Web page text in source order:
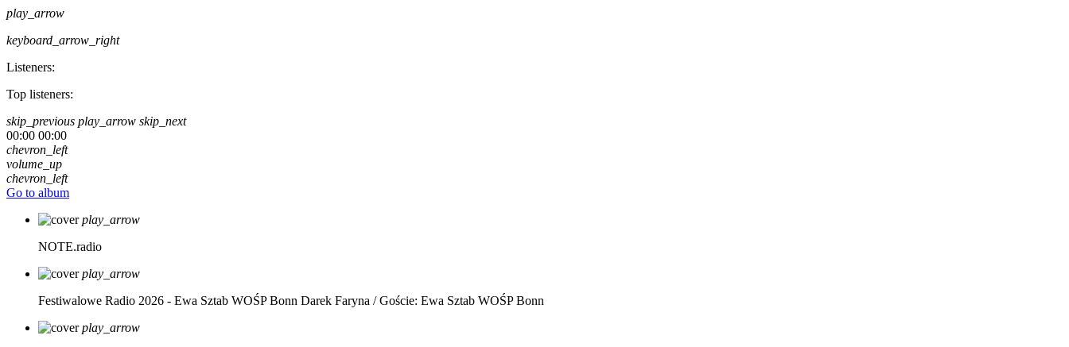
play_arrow
keyboard_arrow_right
Listeners:
Top listeners:
skip_previous play_arrow skip_next
00:00 00:00
chevron_left
volume_up
chevron_left
Go to album
play_arrow
NOTE.radio
play_arrow
Festiwalowe Radio 2026 - Ewa Sztab WOŚP Bonn Darek Faryna / Goście: Ewa Sztab WOŚP Bonn
play_arrow